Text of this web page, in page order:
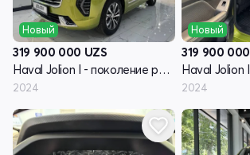
Новый
319 900 000 UZS
Haval Jolion I - поколение рестайлинг
2024
Новый
319 900 000
2024